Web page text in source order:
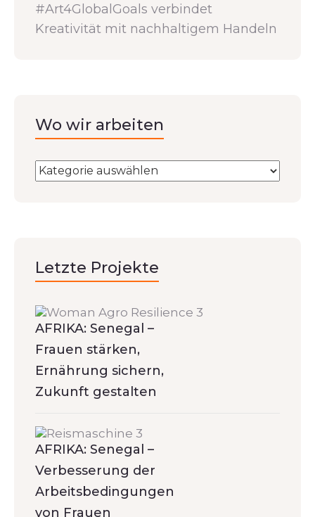
#Art4GlobalGoals verbindet
Kreativität mit nachhaltigem Handeln
Wo wir arbeiten
Letzte Projekte
AFRIKA: Senegal –
Frauen stärken,
Ernährung sichern,
Zukunft gestalten
AFRIKA: Senegal –
Verbesserung der
Arbeitsbedingungen
von Frauen